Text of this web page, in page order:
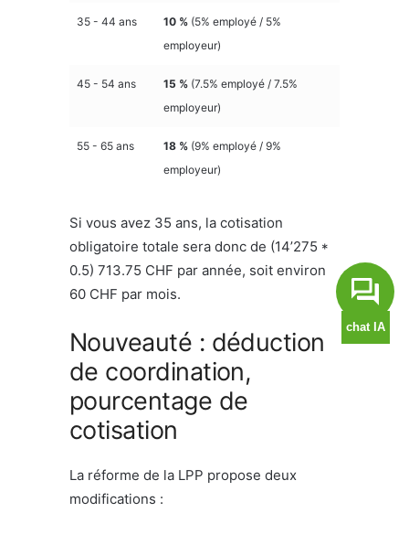
35 - 44 ans 10 % (5% employé / 5%
employeur)
45 - 54 ans 15 % (7.5% employé / 7.5%
employeur)
55 - 65 ans 18 % (9% employé / 9%
employeur)
Si vous avez 35 ans, la cotisation
obligatoire totale sera donc de (14’275 *
0.5) 713.75 CHF par année, soit environ
60 CHF par mois.
Nouveauté : déduction
de coordination,
pourcentage de
cotisation
La réforme de la LPP propose deux
modifications :